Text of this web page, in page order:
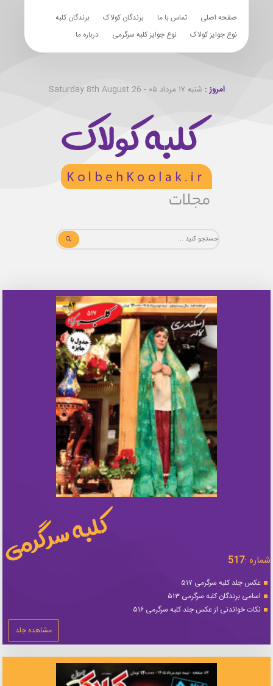
صفحه اصلی تماس با ما برندگان کولاک
برندگان کلبه
نوع جوایز کولاک
نوع جوایز کلبه سرگرمی درباره ما
امروز : شنبه ۱۷ مرداد ۰۵ - Saturday 8th August 26
شماره :517
عکس جلد کلبه سرگرمی ۵۱۷
اسامی برندگان کلبه سرگرمی ۵۱۳
نکات خواندنی از عکس جلد کلبه سرگرمی ۵۱۶
مشاهده جلد